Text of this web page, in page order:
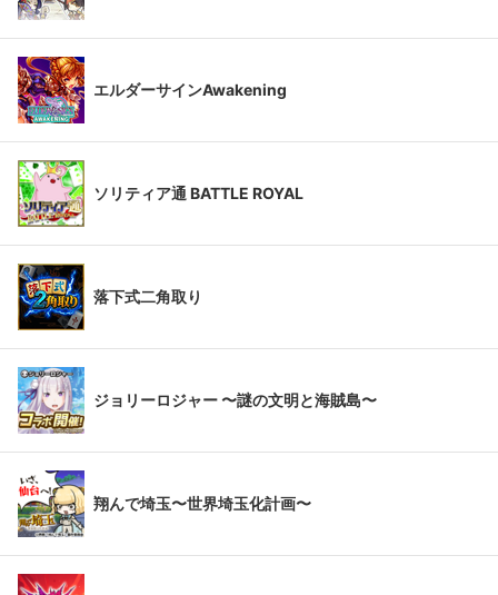
エルダーサインAwakening
ソリティア通 BATTLE ROYAL
落下式二角取り
ジョリーロジャー 〜謎の文明と海賊島〜
翔んで埼玉〜世界埼玉化計画〜